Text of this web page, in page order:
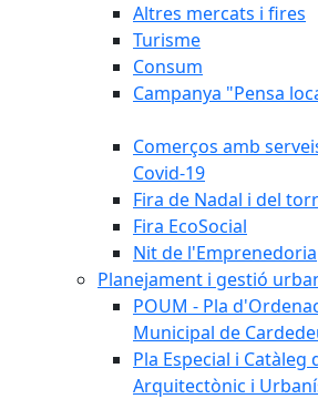
Altres mercats i fires
Turisme
Consum
Campanya "Pensa
Comerços amb
Covid-19
Fira de Nadal i del
Fira EcoSocial
Nit de l'Emprenedoria
Planejament i gestió
POUM - Pla
Municipal de
Pla Especial i
Arquitectònic i